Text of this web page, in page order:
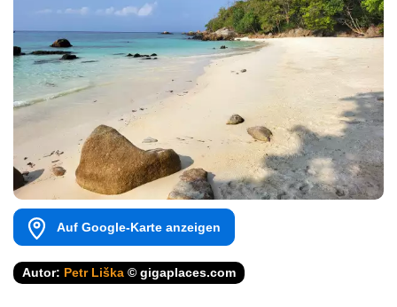
Auf Google-Karte anzeigen
Autor: Petr Liška © gigaplaces.com